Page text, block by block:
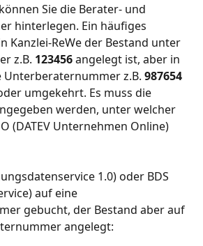
Sie die Berater- und
hinterlegen. Ein häufiges
Kanzlei-ReWe der Bestand unter
z.B. 123456 angelegt ist, aber in
Unterberaternummer z.B. 987654
umgekehrt. Es muss die
werden, unter welcher
(DATEV Unternehmen Online)
1.0) oder BDS
auf eine
gebucht, der Bestand aber auf
angelegt: